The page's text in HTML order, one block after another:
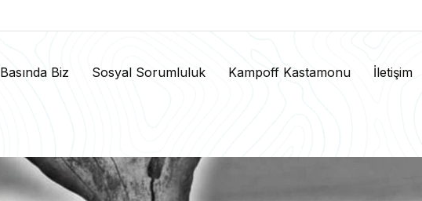
Basında Biz Sosyal Sorumluluk Kampoff Kastamonu İletişim